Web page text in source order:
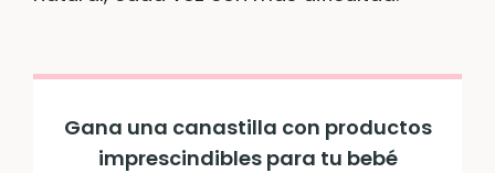
Gana una canastilla con productos
imprescindibles para tu bebé